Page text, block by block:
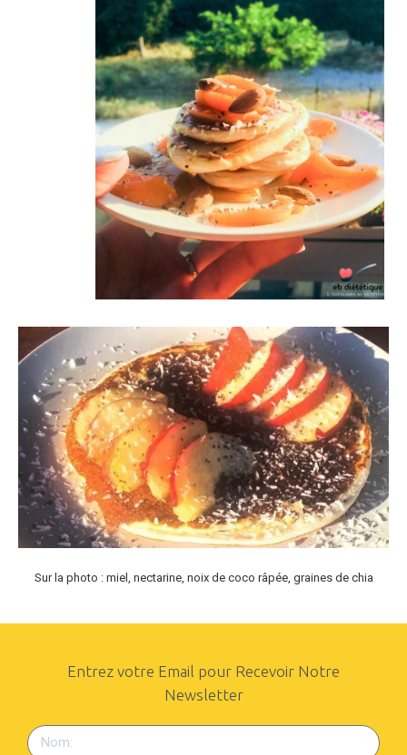
Sur la photo : miel, nectarine, noix de coco râpée, graines de chia
Entrez votre Email pour Recevoir Notre
Newsletter